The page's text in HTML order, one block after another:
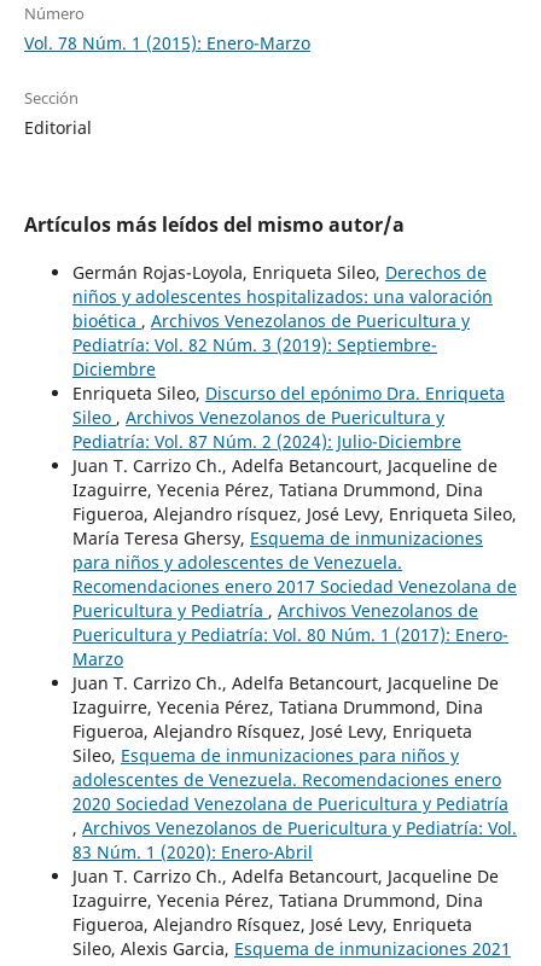
Número
Vol. 78 Núm. 1 (2015): Enero-Marzo
Sección
Editorial
Artículos más leídos del mismo autor/a
Germán Rojas-Loyola, Enriqueta Sileo, Derechos de
niños y adolescentes hospitalizados: una valoración
bioética , Archivos Venezolanos de Puericultura y
Pediatría: Vol. 82 Núm. 3 (2019): Septiembre-
Diciembre
Enriqueta Sileo, Discurso del epónimo Dra. Enriqueta
Sileo , Archivos Venezolanos de Puericultura y
Pediatría: Vol. 87 Núm. 2 (2024): Julio-Diciembre
Juan T. Carrizo Ch., Adelfa Betancourt, Jacqueline de
Izaguirre, Yecenia Pérez, Tatiana Drummond, Dina
Figueroa, Alejandro rísquez, José Levy, Enriqueta Sileo,
María Teresa Ghersy, Esquema de inmunizaciones
para niños y adolescentes de Venezuela.
Recomendaciones enero 2017 Sociedad Venezolana de
Puericultura y Pediatría , Archivos Venezolanos de
Puericultura y Pediatría: Vol. 80 Núm. 1 (2017): Enero-
Marzo
Juan T. Carrizo Ch., Adelfa Betancourt, Jacqueline De
Izaguirre, Yecenia Pérez, Tatiana Drummond, Dina
Figueroa, Alejandro Rísquez, José Levy, Enriqueta
Sileo, Esquema de inmunizaciones para niños y
adolescentes de Venezuela. Recomendaciones enero
2020 Sociedad Venezolana de Puericultura y Pediatría
, Archivos Venezolanos de Puericultura y Pediatría: Vol.
83 Núm. 1 (2020): Enero-Abril
Juan T. Carrizo Ch., Adelfa Betancourt, Jacqueline De
Izaguirre, Yecenia Pérez, Tatiana Drummond, Dina
Figueroa, Alejandro Rísquez, José Levy, Enriqueta
Sileo, Alexis Garcia, Esquema de inmunizaciones 2021